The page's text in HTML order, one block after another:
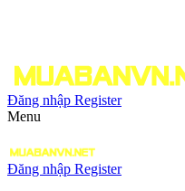
Đăng nhập Register
Menu
Đăng nhập Register